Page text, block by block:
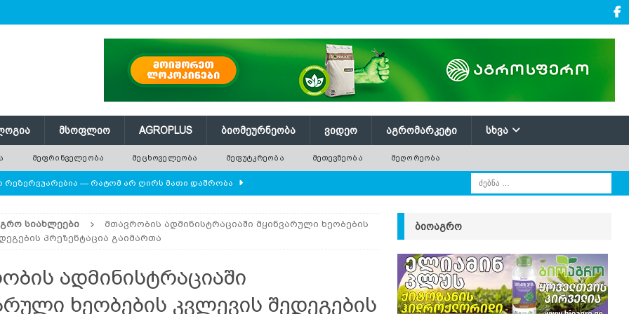
ᲛᲡᲝᲤᲚᲘᲝ AGROPLUS ᲑᲘᲝᲛᲔᲣᲠᲜᲔᲝᲑᲐ ᲕᲘᲓᲔᲝ ᲐᲒᲠᲝᲛᲐᲠᲙᲔᲢᲘ ᲡᲮᲕᲐ
ᲛᲔᲤᲠᲘᲜᲕᲔᲚᲔᲝᲑᲐ ᲛᲔᲪᲮᲝᲕᲔᲚᲔᲝᲑᲐ ᲛᲔᲤᲣᲢᲙᲠᲔᲝᲑᲐ ᲛᲔᲗᲔᲕᲖᲔᲝᲑᲐ ᲛᲔᲦᲝᲠᲔᲝᲑᲐ
რეზერვუარებია — რატომ არ ღირს მათი დაშრობა
წონას უტოლდებოდა AGROPLUS
მოშენების დროს
ეკოსისტემის საფუძველია — რატომ ქრება ველური
ᲡᲘᲐᲮᲚᲔᲔᲑᲘ
მთავრობის ადმინისტრაციაში მყინვარული ხეობების
პრეზენტაცია გაიმართა
ადმინისტრაციაში
ხეობების კვლევის შედეგების
ᲑᲘᲝᲐᲒᲠᲝ